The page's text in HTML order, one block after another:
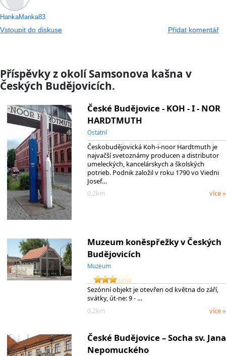
HankaManka83
Vstoupit do diskuse Přidat komentář
Příspěvky z okolí Samsonova kašna v
Českých Budějovicích.
České Budějovice - KOH - I - NOR
HARDTMUTH
Ostatní
Českobudějovická Koh-i-noor Hardtmuth je
najvačší svetoznámy producen a distributor
umeleckých, kancelárskych a školských
potrieb. Podnik založil v roku 1790 vo Viedni
Josef…
0.2km
více »
Muzeum koněspřežky v Českých
Budějovicích
Muzeum
Sezónní objekt je otevřen od května do září,
svátky, út-ne: 9 - …
0.2km
více »
České Budějovice – Socha sv. Jana
Nepomuckého